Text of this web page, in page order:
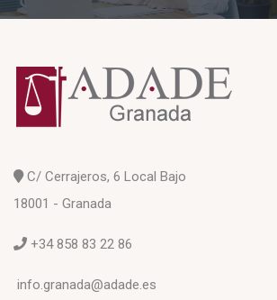
C/ Cerrajeros, 6 Local Bajo
18001 - Granada
+34 858 83 22 86
info.granada@adade.es